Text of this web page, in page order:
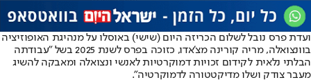
ועדת פרס נובל לשלום הכריזה היום (שישי) באוסלו על מנהיגת האופוזיציה
בוונצואלה, מריה קורינה מצ'אדו, כזוכה בפרס לשנת 2025 בשל ״עבודתה
הבלתי נלאית לקידום זכויות דמוקרטיות לאנשי ונצואלה ומאבקה להשיג
מעבר צודק ושלו מדיקטטורה לדמוקרטיה״.